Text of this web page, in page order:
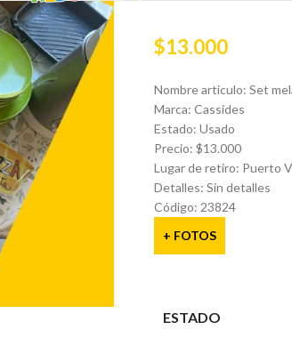
$13.000
Nombre articulo: Set
Marca: Cassides
Estado: Usado
Precio: $13.000
Lugar de retiro: Puerto
Detalles: Sin detalles
Código: 23824
+ FOTOS
ESTADO